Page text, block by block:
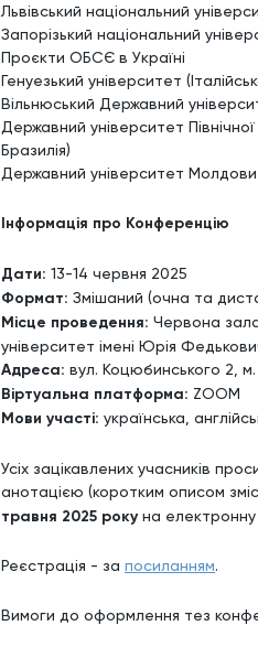
Львівський національний
Запорізький національний
Проєкти ОБСЄ в Україні
Генуезький університет
Вільнюський Державний
Державний університет
Бразилія)
Державний університет
Інформація про Конференцію
Дати: 13-14 червня 2025
Формат: Змішаний (очна та
Місце проведення: Червона
університет імені Юрія
Адреса: вул. Коцюбинського 2, м.
Віртуальна платформа: ZOOM
Мови участі: українська,
Усіх зацікавлених учасників
анотацією (коротким описом
травня 2025 року на електронну
Реєстрація - за посиланням.
Вимоги до оформлення тез